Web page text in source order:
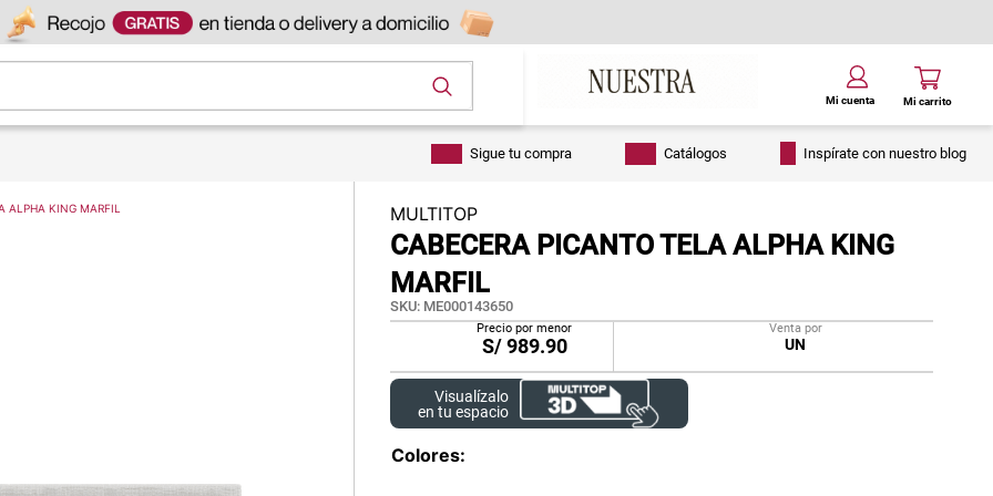
Sigue tu compra Catálogos Inspírate con nuestro blog
ALPHA KING MARFIL MULTITOP
CABECERA PICANTO TELA ALPHA KING
MARFIL
SKU: ME000143650
Precio por menor
S/989.90
Venta por
UN
Visualízalo
en tu espacio
Colores